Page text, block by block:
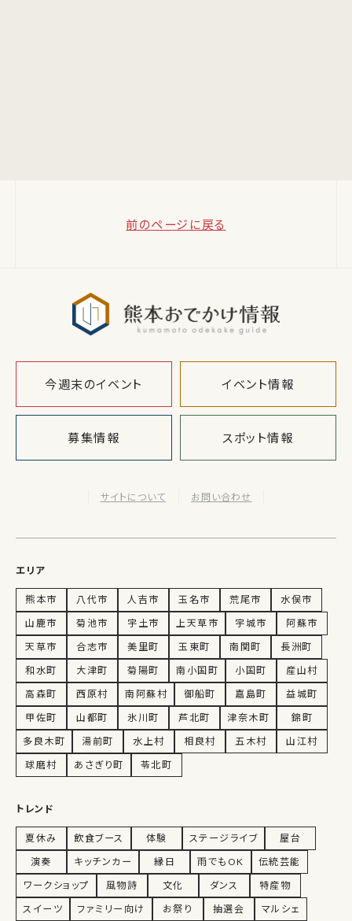
前のページに戻る
今週末のイベント イベント情報
募集情報 スポット情報
サイトについて お問い合わせ
エリア
熊本市 八代市 人吉市 玉名市 荒尾市
水俣市
山鹿市
菊池市 宇土市 上天草市 宇城市
阿蘇市
天草市
合志市 美里町 玉東町 南関町
長洲町
和水町
大津町 菊陽町 南小国町 小国町
産山村
高森町
西原村 南阿蘇村 御船町 嘉島町
益城町
甲佐町
山都町 氷川町 芦北町 津奈木町
錦町
多良木町
湯前町 水上村 相良村 五木村
山江村
球磨村
あさぎり町 苓北町
トレンド
夏休み 飲食ブース 体験 ステージライブ
屋台
演奏
キッチンカー 縁日 雨でもOK
伝統芸能
ワークショップ
風物詩 文化 ダンス
特産物
スイーツ
ファミリー向け お祭り 抽選会 マルシェ